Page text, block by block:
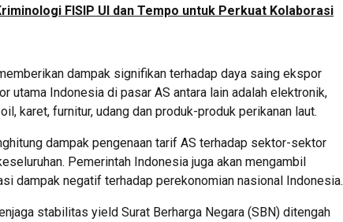
FISIP UI dan Tempo untuk Perkuat Kolaborasi
dampak signifikan terhadap daya saing ekspor
utama Indonesia di pasar AS antara lain adalah elektronik,
karet, furnitur, udang dan produk-produk perikanan laut.
dampak pengenaan tarif AS terhadap sektor-sektor
Pemerintah Indonesia juga akan mengambil
dampak negatif terhadap perekonomian nasional Indonesia.
stabilitas yield Surat Berharga Negara (SBN) ditengah